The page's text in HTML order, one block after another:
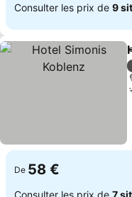
Consulter les prix de 9
De 58 €
Consulter les prix de 7